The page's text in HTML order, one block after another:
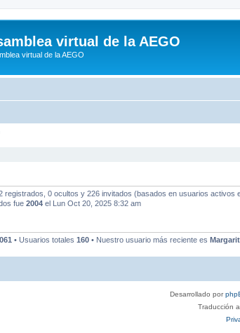
virtual de la AEGO
virtual de la AEGO
registrados, 0 ocultos y 226 invitados (basados en usuarios activos
fue 2004 el Lun Oct 20, 2025 8:32 am
• Usuarios totales 160 • Nuestro usuario más reciente es
Desarrollado por
Traducción